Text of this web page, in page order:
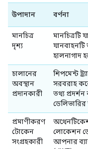
উপাদান বর্ণনা
মানচিত্র
দৃশ্য
মানচিত্রটি
যানবাহনটি
হালনাগাদ
চালানের
অবস্থান
প্রদানকারী
শিপমেন্ট
সরবরাহ
তথ্য
ডেলিভারির
প্রমাণীকরণ
টোকেন
সংগ্রহকারী
লোকেশন
আপনার